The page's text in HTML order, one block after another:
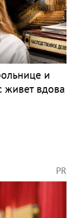
и
живет вдова
PR